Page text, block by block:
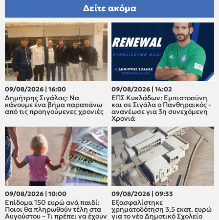
Δείτε ακόμα
09/08/2026 | 16:00
Δημήτρης Σιγάλας: Να
κάνουμε ένα βήμα παραπάνω
από τις προηγούμενες χρονιές
09/08/2026 | 14:02
ΕΠΣ Κυκλάδων: Εμπιστοσύνη
και σε Σιγάλα ο Πανθηραικός -
ανανέωσε για 3η συνεχόμενη
Χρονιά
09/08/2026 | 10:00
Επίδομα 150 ευρώ ανά παιδί:
Ποιοι θα πληρωθούν τέλη στα
Αυγούστου – Τι πρέπει να έχουν
09/08/2026 | 09:33
Εξασφαλίστηκε
χρηματοδότηση 3,5 εκατ. ευρώ
για το νέο Δημοτικό Σχολείο